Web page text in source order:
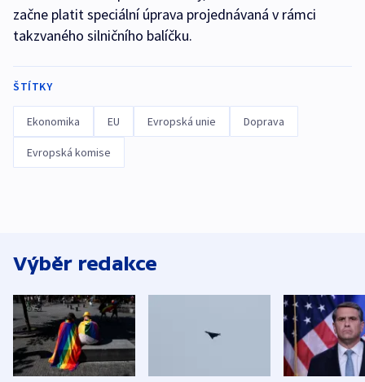
začne platit speciální úprava projednávaná v rámci
takzvaného silničního balíčku.
ŠTÍTKY
Ekonomika EU Evropská unie Doprava
Evropská komise
Výběr redakce